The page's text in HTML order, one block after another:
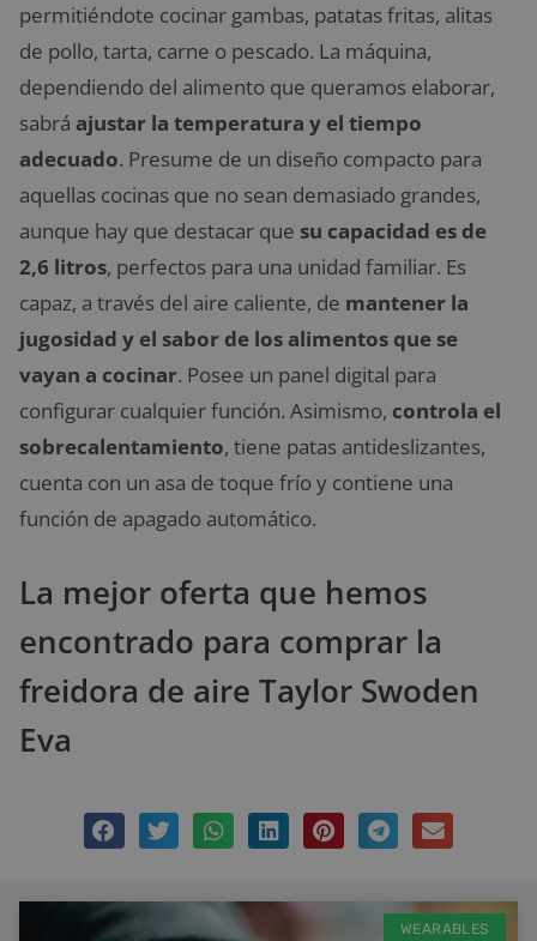
permitiéndote cocinar gambas, patatas fritas, alitas
de pollo, tarta, carne o pescado. La máquina,
dependiendo del alimento que queramos elaborar,
sabrá ajustar la temperatura y el tiempo
adecuado. Presume de un diseño compacto para
aquellas cocinas que no sean demasiado grandes,
aunque hay que destacar que su capacidad es de
2,6 litros, perfectos para una unidad familiar. Es
capaz, a través del aire caliente, de mantener la
jugosidad y el sabor de los alimentos que se
vayan a cocinar. Posee un panel digital para
configurar cualquier función. Asimismo, controla el
sobrecalentamiento, tiene patas antideslizantes,
cuenta con un asa de toque frío y contiene una
función de apagado automático.
La mejor oferta que hemos
encontrado para comprar la
freidora de aire Taylor Swoden
Eva
WEARABLES